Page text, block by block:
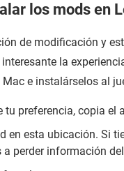
los mods en
de modificación y
la
e instalárselos al
tu preferencia, copia el
en esta ubicación. Si
perder información